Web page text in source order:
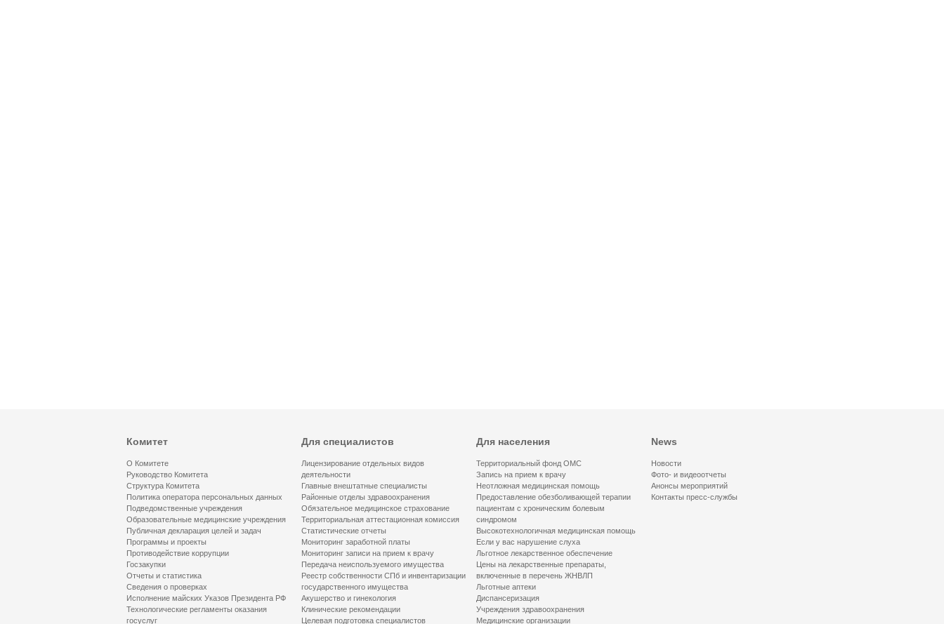
Комитет
О Комитете
Руководство Комитета
Структура Комитета
Политика оператора персональных данных
Подведомственные учреждения
Образовательные медицинские учреждения
Публичная декларация целей и задач
Программы и проекты
Противодействие коррупции
Госзакупки
Отчеты и статистика
Сведения о проверках
Исполнение майских Указов Президента РФ
Технологические регламенты оказания
госуслуг
Для специалистов
Лицензирование отдельных видов
деятельности
Главные внештатные специалисты
Районные отделы здравоохранения
Обязательное медицинское страхование
Территориальная аттестационная комиссия
Статистические отчеты
Мониторинг заработной платы
Мониторинг записи на прием к врачу
Передача неиспользуемого имущества
Реестр собственности СПб и инвентаризации
государственного имущества
Акушерство и гинекология
Клинические рекомендации
Целевая подготовка специалистов
Для населения
Территориальный фонд ОМС
Запись на прием к врачу
Неотложная медицинская помощь
Предоставление обезболивающей терапии
пациентам с хроническим болевым
синдромом
Высокотехнологичная медицинская помощь
Если у вас нарушение слуха
Льготное лекарственное обеспечение
Цены на лекарственные препараты,
включенные в перечень ЖНВЛП
Льготные аптеки
Диспансеризация
Учреждения здравоохранения
Медицинские организации
News
Новости
Фото- и видеоотчеты
Анонсы мероприятий
Контакты пресс-службы